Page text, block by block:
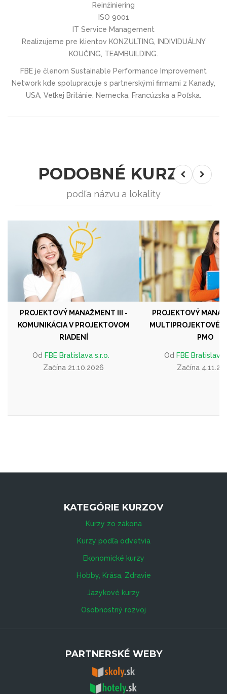
Reinžiniering
ISO 9001
IT Service Management
Realizujeme pre klientov KONZULTING, INDIVIDUÁLNY
KOUČING, TEAMBUILDING.
FBE je členom Sustainable Performance Improvement
Network kde spolupracuje s partnerskými firmami z Kanady,
USA, Veľkej Británie, Nemecka, Francúzska a Poľska.
PODOBNÉ KURZY
podľa názvu a lokality
PROJEKTOVÝ MANAŽMENT III -
KOMUNIKÁCIA V PROJEKTOVOM
RIADENÍ
Od FBE Bratislava s.r.o.
Začína 21.10.2026
PROJEKTOVÝ
MULTIPROJEKTOVÉ
PMO
Od FBE Bratislava
Začína
KATEGÓRIE KURZOV
Kurzy zo zákona
Kurzy podľa odvetvia
Ekonomické kurzy
Hobby, Krása, Zdravie
Jazykové kurzy
Osobnostný rozvoj
PARTNERSKÉ WEBY